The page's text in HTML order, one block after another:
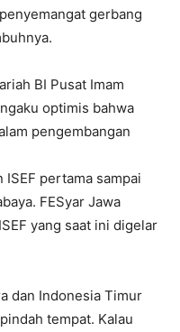
gerbang
BI Pusat Imam
optimis bahwa
pengembangan
ISEF pertama sampai
FESyar Jawa
yang saat ini digelar
dan Indonesia Timur
tempat. Kalau